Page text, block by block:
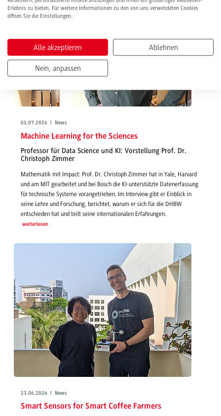
01.07.2026 | News
Machine Learning for the Sciences
Professor für Data Science und KI: Vorstellung Prof. Dr.
Christoph Zimmer
Mathematik mit Impact: Prof. Dr. Christoph Zimmer hat in Yale, Harvard
und am MIT gearbeitet und bei Bosch die KI-unterstützte Datenerfassung
für technische Systeme vorangetrieben. Im Interview gibt er Einblick in
seine Lehre und Forschung, berichtet, warum er sich für die DHBW
entschieden hat und teilt seine internationalen Erfahrungen.
weiterlesen
23.06.2026 | News
Smart Sensors for Smart Coffee Farmers
Erlebnis zu bieten. Für weitere Informationen zu den von uns verwendeten Cookies
öffnen Sie die Einstellungen.
Alle akzeptieren Ablehnen
Nein, anpassen